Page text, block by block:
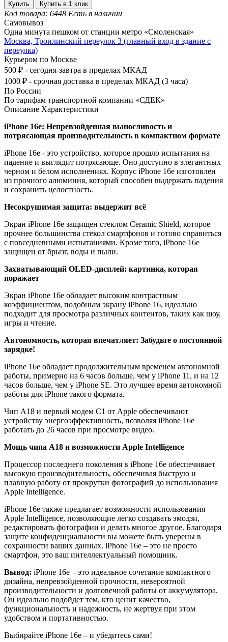
Купить Купить в 1 клик
Код товара: 6448 Есть в наличии
Самовывоз
Одна минута пешком от станции метро «Смоленская»
Москва, Троилинский переулок 3 (главный вход в здание с
переулка)
Курьером по Москве
500 ₽ - сегодня-завтра в пределах МКАД
1000 ₽ - срочная доставка в пределах МКАД (3 часа)
По России
По тарифам транспортной компании «СДЕК»
Описание Характеристики
iPhone 16e: Непревзойденная выносливость и
потрясающая производительность в компактном формате
iPhone 16e - это устройство, которое прошло испытания на
падение и выглядит потрясающе. Оно доступно в элегантных
черном и белом исполнениях. Корпус iPhone 16e изготовлен
из прочного алюминия, который способен выдержать падения
и сохранить целостность.
Несокрушимая защита: выдержит всё
Экран iPhone 16e защищен стеклом Ceramic Shield, которое
прочнее большинства стекол смартфонов и готово справиться
с повседневными испытаниями. Кроме того, iPhone 16e
защищен от брызг, воды и пыли.
Захватывающий OLED-дисплей: картинка, которая
поражает
Экран iPhone 16e обладает высоким контрастным
коэффициентом, подобным экрану iPhone 16, идеально
подходит для просмотра различных контентов, таких как шоу,
игры и чтение.
Автономность, которая впечатляет: Забудьте о постоянной
зарядке!
iPhone 16e обладает продолжительным временем автономной
работы, примерно на 6 часов больше, чем у iPhone 11, и на 12
часов больше, чем у iPhone SE. Это лучшее время автономной
работы для iPhone такого формата.
Чип A18 и первый модем С1 от Apple обеспечивают
устройству энергоэффективность, позволяя iPhone 16e
работать до 26 часов при просмотре видео.
Мощь чипа A18 и возможности Apple Intelligence
Процессор последнего поколения в iPhone 16e обеспечивает
высокую производительность, обеспечивая быструю и
плавную работу от прокрутки фотографий до использования
Apple Intelligence.
iPhone 16e также предлагает возможности использования
Apple Intelligence, позволяющие легко создавать эмодзи,
редактировать фотографии и делать многое другое. Благодаря
защите конфиденциальности вы можете быть уверены в
сохранности ваших данных. iPhone 16e – это не просто
смартфон, это ваш интеллектуальный помощник.
Вывод: iPhone 16e – это идеальное сочетание компактного
дизайна, непревзойденной прочности, невероятной
производительности и долговечной работы от аккумулятора.
Он идеально подойдет тем, кто ценит качество,
функциональность и надежность, не жертвуя при этом
удобством и портативностью.
Выбирайте iPhone 16e – и убедитесь сами!